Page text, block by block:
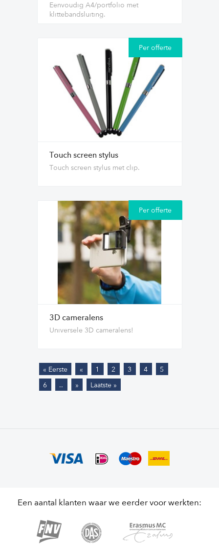
Eenvoudig A4/portfolio met
klittebandsluiting.
Per offerte
Touch screen stylus
Touch screen stylus met clip.
Per offerte
3D cameralens
Universele 3D cameralens!
« Eerste « 1 2 3 4
5
6
.. » Laatste »
Een aantal klanten waar we eerder voor werkten: